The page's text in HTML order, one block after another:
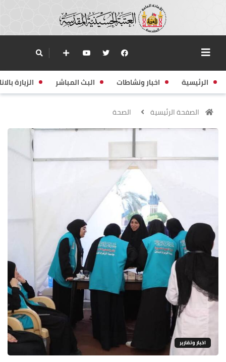
الرئيسية اخبار ونشاطات البث المباشر الزيارة
الصفحة الرئيسية الصحة
اخبار وتقارير